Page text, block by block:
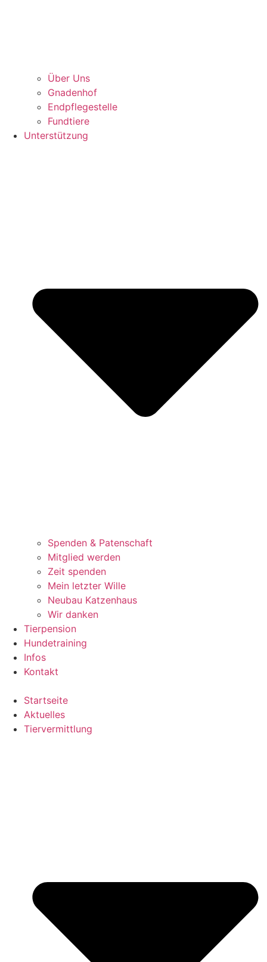
Über Uns
Gnadenhof
Endpflegestelle
Fundtiere
Unterstützung
Spenden & Patenschaft
Mitglied werden
Zeit spenden
Mein letzter Wille
Neubau Katzenhaus
Wir danken
Tierpension
Hundetraining
Infos
Kontakt
Startseite
Aktuelles
Tiervermittlung